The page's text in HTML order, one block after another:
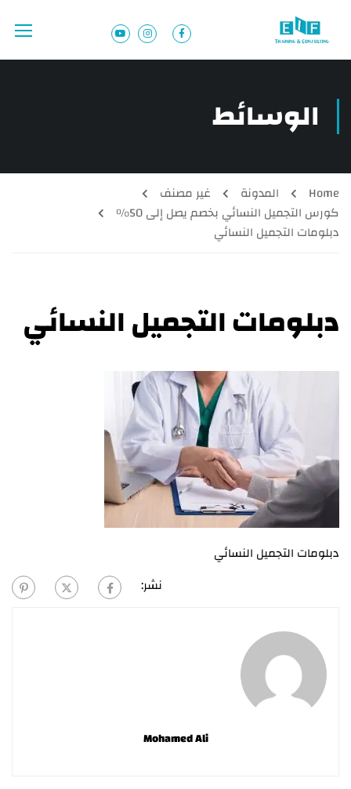
الوسائط
Home المدونة
غير مصنف
كورس التجميل النسائي بخصم يصل إلى 50%
دبلومات التجميل النسائي
دبلومات التجميل النسائي
دبلومات التجميل النسائي
نشر:
Mohamed Ali